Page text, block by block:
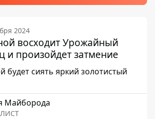
2024
восходит Урожайный
и произойдет затмение
будет сиять яркий золотистый
Майборода